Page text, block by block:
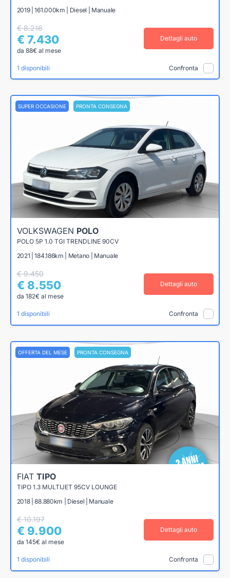
2019 | 161.000km | Diesel | Manuale
€ 8.216
€ 7.430
da 88€ al mese
Dettagli auto
1 disponibili Confronta
SUPER OCCASIONE PRONTA CONSEGNA
VOLKSWAGEN POLO
POLO 5P 1.0 TGI TRENDLINE 90CV
2021 | 184.186km | Metano | Manuale
€ 9.450
€ 8.550
da 182€ al mese
Dettagli auto
1 disponibili Confronta
OFFERTA DEL MESE PRONTA CONSEGNA
FIAT TIPO
TIPO 1.3 MULTIJET 95CV LOUNGE
2018 | 88.880km | Diesel | Manuale
€ 10.197
€ 9.900
da 145€ al mese
Dettagli auto
1 disponibili Confronta